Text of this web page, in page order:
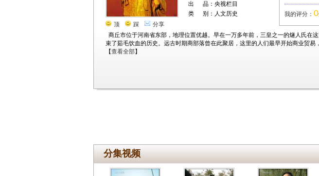
顶 踩 分享
出 品：央视栏目
类 别：人文历史
商丘市位于河南省东部，地理位置优越。早在一万多年前，三皇之一的燧人氏在
束了茹毛饮血的历史。远古时期商部落曾在此聚居，这里的人们最早开始商业贸易
【查看全部】
我的评分： 0
分集视频